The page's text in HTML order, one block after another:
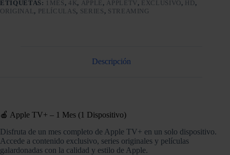
ETIQUETAS: 1MES ,4K , APPLE , APPLETV , EXCLUSIVO, HD,
ORIGINAL , PELÍCULAS, SERIES , STREAMING
Descripción
🍎 Apple TV+ – 1 Mes (1 Dispositivo)
Disfruta de un mes completo de Apple TV+ en un solo dispositivo.
Accede a contenido exclusivo, series originales y películas
galardonadas con la calidad y estilo de Apple.